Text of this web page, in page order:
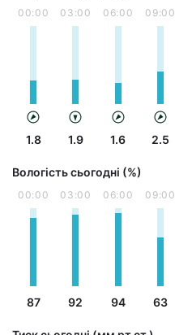
00:00
1.8
03:00
1.9
06:00
1.6
09:00
2.5
Вологість сьогодні (%)
00:00
87
03:00
92
06:00
94
09:00
63